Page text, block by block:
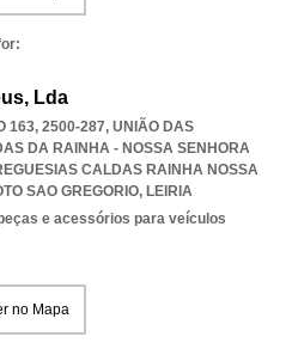
Lda
163, 2500-287, UNIÃO DAS
DA RAINHA - NOSSA SENHORA
CALDAS RAINHA NOSSA
SAO GREGORIO, LEIRIA
e acessórios para veículos
no Mapa